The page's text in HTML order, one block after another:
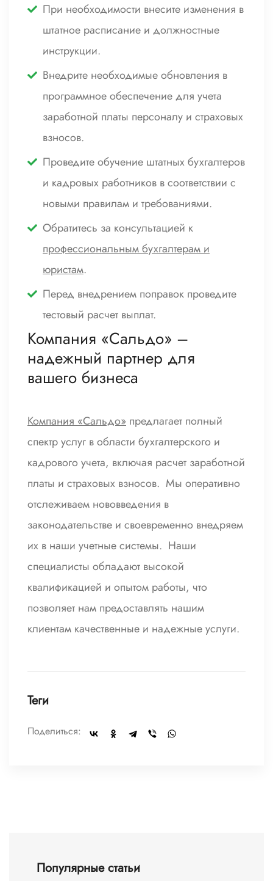
При необходимости внесите изменения в
штатное расписание и должностные
инструкции.
Внедрите необходимые обновления в
программное обеспечение для учета
заработной платы персоналу и страховых
взносов.
Проведите обучение штатных бухгалтеров
и кадровых работников в соответствии с
новыми правилам и требованиями.
Обратитесь за консультацией к
профессиональным бухгалтерам и
юристам.
Перед внедрением поправок проведите
тестовый расчет выплат.
Компания «Сальдо» –
надежный партнер для
вашего бизнеса
Компания «Сальдо» предлагает полный
спектр услуг в области бухгалтерского и
кадрового учета, включая расчет заработной
платы и страховых взносов. Мы оперативно
отслеживаем нововведения в
законодательстве и своевременно внедряем
их в наши учетные системы. Наши
специалисты обладают высокой
квалификацией и опытом работы, что
позволяет нам предоставлять нашим
клиентам качественные и надежные услуги.
Теги
Поделиться:
Популярные статьи